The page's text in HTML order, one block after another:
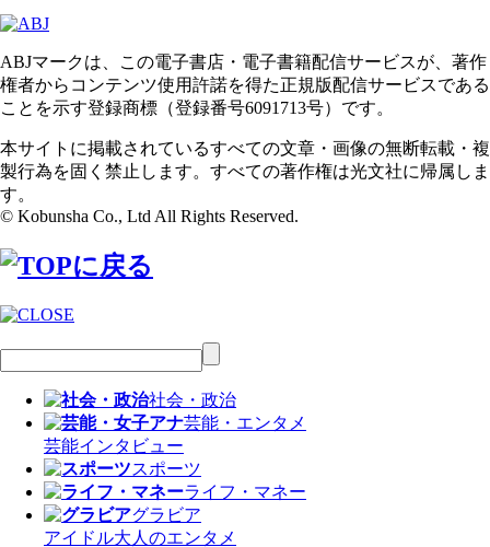
ABJマークは、この電子書店・電子書籍配信サービスが、著作
権者からコンテンツ使用許諾を得た正規版配信サービスである
ことを示す登録商標（登録番号6091713号）です。
本サイトに掲載されているすべての文章・画像の無断転載・複
製行為を固く禁止します。すべての著作権は光文社に帰属しま
す。
© Kobunsha Co., Ltd All Rights Reserved.
社会・政治
芸能・エンタメ
芸能インタビュー
スポーツ
ライフ・マネー
グラビア
アイドル大人のエンタメ